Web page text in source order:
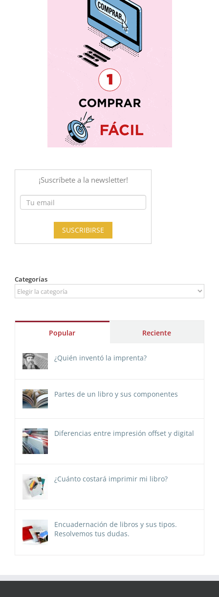
Categorías
Categorías
Popular Reciente
¿Quién inventó la imprenta?
Partes de un libro y sus componentes
Diferencias entre impresión offset y digital
¿Cuánto costará imprimir mi libro?
Encuadernación de libros y sus tipos.
Resolvemos tus dudas.